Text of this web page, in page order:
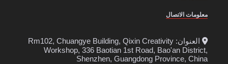
معلومات الاتصال
العنوان: Rm102, Chuangye Building, Qixin Creativity
Workshop, 336 Baotian 1st Road, Bao'an District,
Shenzhen, Guangdong Province, China